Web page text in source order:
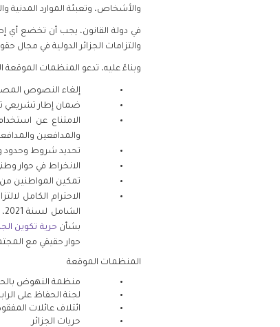
والأشخاص، وتعبئة الموارد
في دولة القانون، يجب أن تخضع أي
والتزامات الجزائر الدولية في مجال
وبناءً عليه، تدعو المنظمات الموقعة
إلغاء النصوص
ضمان إطار تشريعي
الامتناع عن
والمدافعين
تحديد شروط وحدود
الانخراط في حوار
تمكين المواطنين
الاحترام الكامل
الشامل لسنة 2021،
بشأن حرية تكوين
حوار حقيقي مع
المنظمات الموقعة
منظمة النهوض
لجنة الحفاظ على
ائتلاف عائلات
حريات الجزائر